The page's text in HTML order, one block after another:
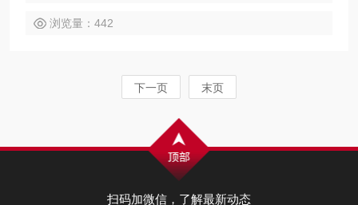
浏览量：442
下一页 末页
扫码加微信，了解最新动态